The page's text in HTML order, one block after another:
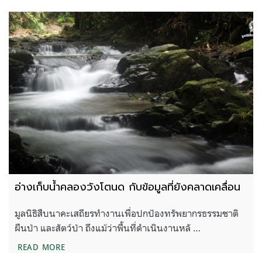
อ่างเก็บน้ำคลองวังโตนด กับข้อมูลที่ยังคลาดเคลื่อน
มูลนิธิสืบนาคะเสถียรทำงานเพื่อปกป้องทรัพยากรธรรมชาติ
ผืนป่า และสัตว์ป่า ถึงแม้ว่าพื้นที่ดำเนินงานหลั …
READ MOREอ่างเก็บน้ำคลองวังโตนด กับข้อมูลที่ยังคลาดเคลื่อน